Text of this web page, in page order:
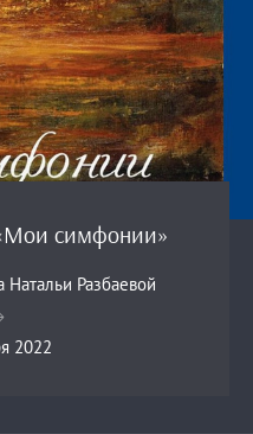
симфонии»
Натальи Разбаевой
2022